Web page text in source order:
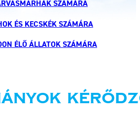
SZÁMÁRA
ÉS KECSKÉK SZÁMÁRA
ÉLŐ ÁLLATOK SZÁMÁRA